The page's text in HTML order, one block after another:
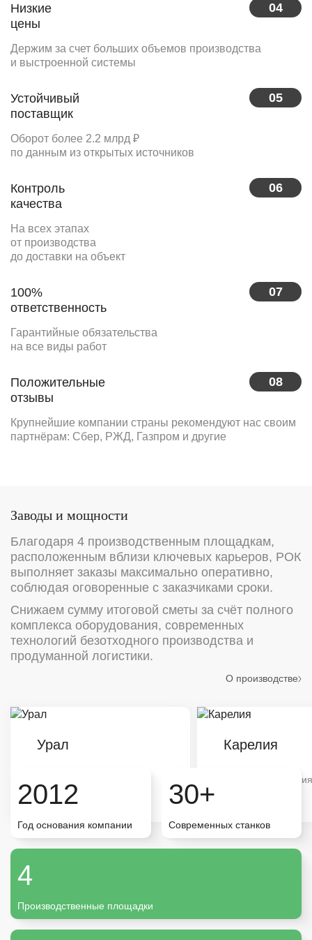
04
Низкие
цены
Держим за счет больших объемов производства
и выстроенной системы
05
Устойчивый
поставщик
Оборот более 2.2 млрд ₽
по данным из открытых источников
06
Контроль
качества
На всех этапах
от производства
до доставки на объект
07
100%
ответственность
Гарантийные обязательства
на все виды работ
08
Положительные
отзывы
Крупнейшие компании страны рекомендуют нас своим
партнёрам: Сбер, РЖД, Газпром и другие
Заводы и мощности
Благодаря 4 производственным площадкам,
расположенным вблизи ключевых карьеров, РОК
выполняет заказы максимально оперативно,
соблюдая оговоренные с заказчиками сроки.
Снижаем сумму итоговой сметы за счёт полного
комплекса оборудования, современных
технологий безотходного производства и
продуманной логистики.
О производстве
Урал
Большой объём
Карелия
Типовая продукция
2012
Год основания компании
30+
Современных станков
4
Производственные площадки